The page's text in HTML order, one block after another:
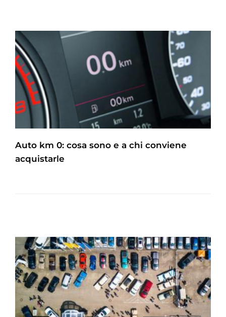
Auto km 0: cosa sono e a chi conviene
acquistarle